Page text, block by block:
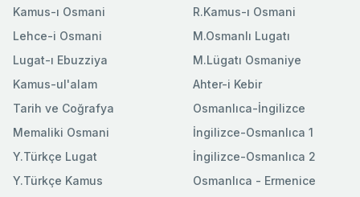
Kamus-ı Osmani
Lehce-i Osmani
Lugat-ı Ebuzziya
R.Kamus-ı Osmani
M.Osmanlı Lugatı
M.Lügatı Osmaniye
Kamus-ul'alam
Tarih ve Coğrafya
Memaliki Osmani
Y.Türkçe Lugat
Y.Türkçe Kamus
Ahter-i Kebir
Osmanlıca-İngilizce
İngilizce-Osmanlıca 1
İngilizce-Osmanlıca 2
Osmanlıca - Ermenice